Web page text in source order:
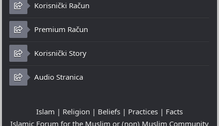
Korisnički Račun
Premium Račun
Korisnički Story
Audio Stranica
Islam | Religion | Beliefs | Practices | Facts
Islamic Forum for the Muslim or (non) Muslim Community